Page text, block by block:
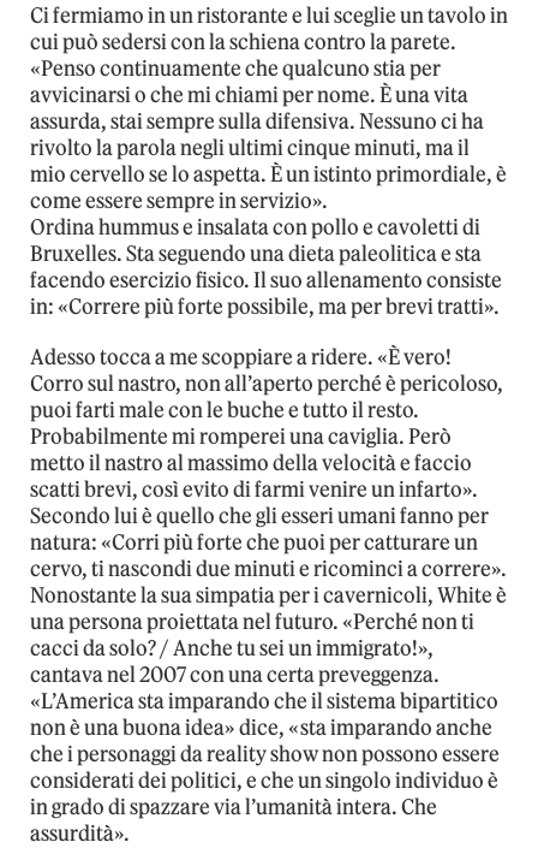
Ci fermiamo in un ristorante e lui sceglie un tavolo in
cui può sedersi con la schiena contro la parete.
«Penso continuamente che qualcuno stia per
avvicinarsi o che mi chiami per nome. È una vita
assurda, stai sempre sulla difensiva. Nessuno ci ha
rivolto la parola negli ultimi cinque minuti, ma il
mio cervello se lo aspetta. È un istinto primordiale, è
come essere sempre in servizio».
Ordina hummus e insalata con pollo e cavoletti di
Bruxelles. Sta seguendo una dieta paleolitica e sta
facendo esercizio fisico. Il suo allenamento consiste
in: «Correre più forte possibile, ma per brevi tratti».
Adesso tocca a me scoppiare a ridere. «È vero!
Corro sul nastro, non all’aperto perché è pericoloso,
puoi farti male con le buche e tutto il resto.
Probabilmente mi romperei una caviglia. Però
metto il nastro al massimo della velocità e faccio
scatti brevi, così evito di farmi venire un infarto».
Secondo lui è quello che gli esseri umani fanno per
natura: «Corri più forte che puoi per catturare un
cervo, ti nascondi due minuti e ricominci a correre».
Nonostante la sua simpatia per i cavernicoli, White è
una persona proiettata nel futuro. «Perché non ti
cacci da solo? / Anche tu sei un immigrato!»,
cantava nel 2007 con una certa preveggenza.
«L’America sta imparando che il sistema bipartitico
non è una buona idea» dice, «sta imparando anche
che i personaggi da reality show non possono essere
considerati dei politici, e che un singolo individuo è
in grado di spazzare via l’umanità intera. Che
assurdità».